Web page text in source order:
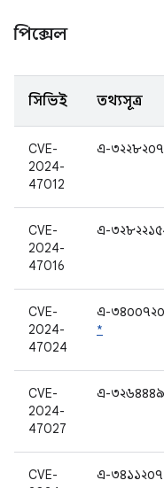
পিক্সেল
সিভিই তথ্যসূত্র
CVE-
2024-
47012
এ-
CVE-
2024-
47016
এ-
CVE-
2024-
47024
এ-
*
CVE-
2024-
47027
এ-
CVE-
এ-